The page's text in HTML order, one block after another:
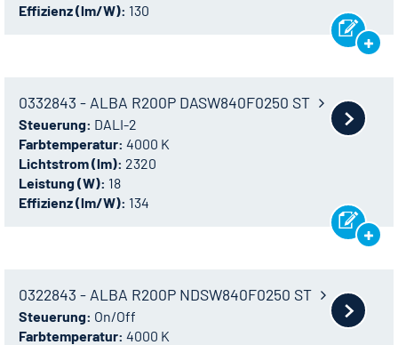
Effizienz (lm/W): 130
0332843 - ALBA R200P DASW840F0250 ST
Steuerung: DALI-2
Farbtemperatur: 4000 K
Lichtstrom (lm): 2320
Leistung (W): 18
Effizienz (lm/W): 134
0322843 - ALBA R200P NDSW840F0250 ST
Steuerung: On/Off
Farbtemperatur: 4000 K